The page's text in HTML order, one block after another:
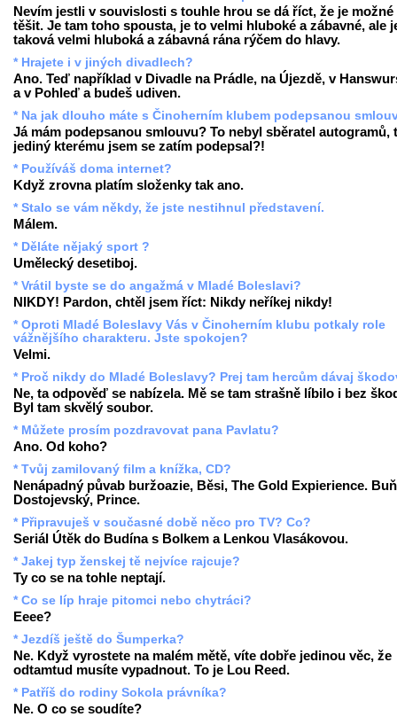
Nevím jestli v souvislosti s touhle hrou se dá říct, že je možné
těšit. Je tam toho spousta, je to velmi hluboké a zábavné, ale
taková velmi hluboká a zábavná rána rýčem do hlavy.
* Hrajete i v jiných divadlech?
Ano. Teď například v Divadle na Prádle, na Újezdě, v
a v Pohleď a budeš udiven.
* Na jak dlouho máte s Činoherním klubem podepsanou
Já mám podepsanou smlouvu? To nebyl sběratel autogramů,
jediný kterému jsem se zatím podepsal?!
* Používáš doma internet?
Když zrovna platím složenky tak ano.
* Stalo se vám někdy, že jste nestihnul představení.
Málem.
* Děláte nějaký sport ?
Umělecký desetiboj.
* Vrátil byste se do angažmá v Mladé Boleslavi?
NIKDY! Pardon, chtěl jsem říct: Nikdy neříkej nikdy!
* Oproti Mladé Boleslavy Vás v Činoherním klubu potkaly role
vážnějšího charakteru. Jste spokojen?
Velmi.
* Proč nikdy do Mladé Boleslavy? Prej tam hercům dávaj
Ne, ta odpověď se nabízela. Mě se tam strašně líbilo i bez
Byl tam skvělý soubor.
* Můžete prosím pozdravovat pana Pavlatu?
Ano. Od koho?
* Tvůj zamilovaný film a knížka, CD?
Nenápadný půvab buržoazie, Běsi, The Gold Expierience.
Dostojevský, Prince.
* Připravuješ v současné době něco pro TV? Co?
Seriál Útěk do Budína s Bolkem a Lenkou Vlasákovou.
* Jakej typ ženskej tě nejvíce rajcuje?
Ty co se na tohle neptají.
* Co se líp hraje pitomci nebo chytráci?
Eeee?
* Jezdíš ještě do Šumperka?
Ne. Když vyrostete na malém mětě, víte dobře jedinou věc, že
odtamtud musíte vypadnout. To je Lou Reed.
* Patříš do rodiny Sokola právníka?
Ne. O co se soudíte?